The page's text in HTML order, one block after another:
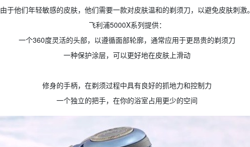
由于他们年轻敏感的皮肤，他们需要一款对皮肤温和的剃须刀，以避免皮肤刺激。
飞利浦5000X系列提供：
一个360度灵活的头部，以遵循面部轮廓，通常应用于更昂贵的剃须刀
一种保护涂层，可以更好地在皮肤上滑动
修身的手柄，在剃须过程中具有良好的抓地力和控制力
一个独立的把手，在你的浴室占用更少的空间